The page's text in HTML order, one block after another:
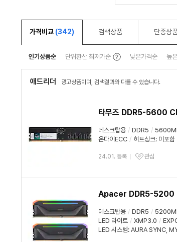
가격비교 (342) 검색상품 단종상
인기상품순 단위환산 최저가순툴
팁
보
기
낮은가격순 높
애드리더 광고상품이며, 검색결과와 다를 수 있습니다.
타무즈 DDR5-5600
데스크탑용 / DDR5 /
온다이ECC / 히트싱크: 미포함
24.01. 등록 관심
Apacer DDR5-5200
데스크탑용 / DDR5 /
LED 라이트 / XMP3.0 /
LED 시스템: AURA SYNC